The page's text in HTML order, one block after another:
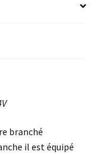
branché
il est équipé